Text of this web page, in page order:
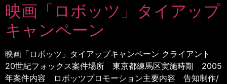
映画「ロボッツ」タイアップ
キャンペーン
映画「ロボッツ」タイアップキャンペーン クライアント
20世紀フォックス案件場所 東京都練馬区実施時期 2005
年案件内容 ロボッツプロモーション主要内容 告知制作/